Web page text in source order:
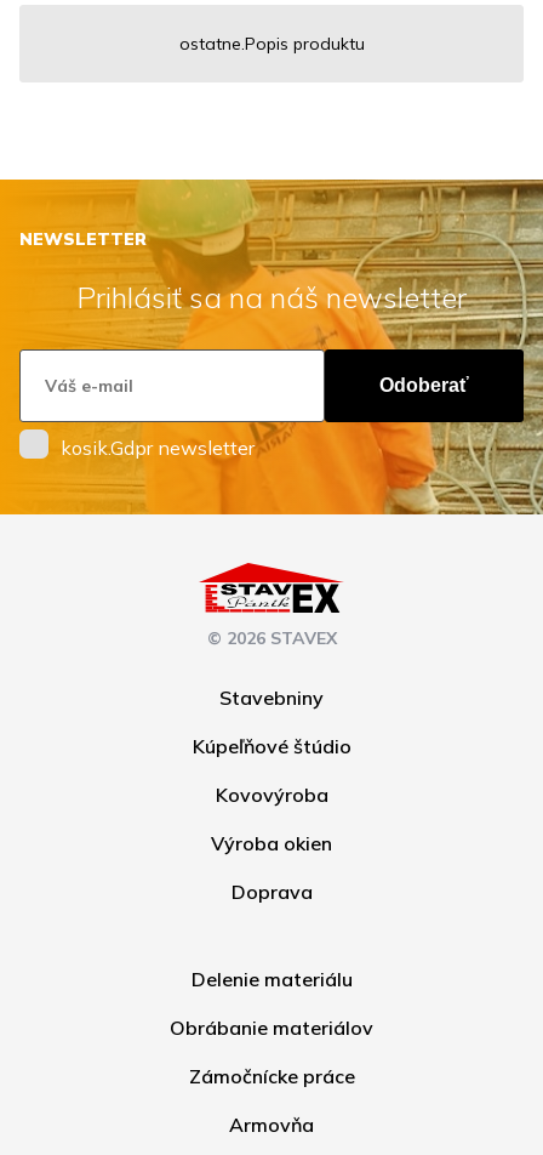
ostatne.Popis produktu
NEWSLETTER
Prihlásiť sa na náš newsletter
Odoberať
kosik.Gdpr newsletter
© 2026 STAVEX
Stavebniny
Kúpeľňové štúdio
Kovovýroba
Výroba okien
Doprava
Delenie materiálu
Obrábanie materiálov
Zámočnícke práce
Armovňa